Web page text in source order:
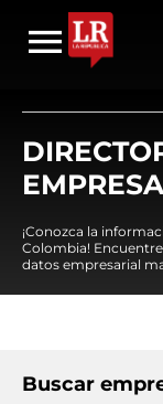
¡Conozca la
Colombia!
datos empresarial
Buscar